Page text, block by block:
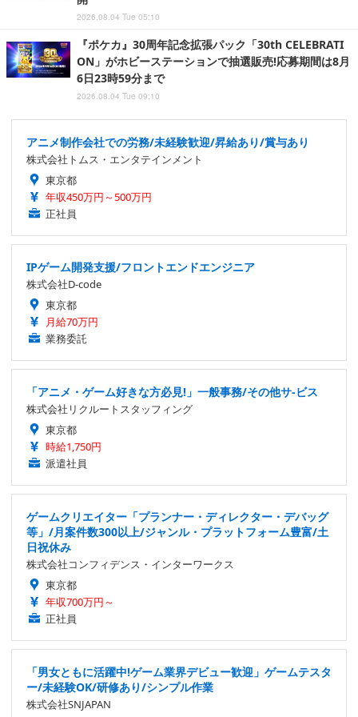
2026.08.04 Tue 05:10
『ポケカ』30周年記念拡張パック「30th CELEBRATI
ON」がホビーステーションで抽選販売!応募期間は8月
6日23時59分まで
2026.08.04 Tue 09:10
アニメ制作会社での労務/未経験歓迎/昇給あり/賞与あり
株式会社トムス・エンタテインメント
東京都
年収450万円～500万円
正社員
IPゲーム開発支援/フロントエンドエンジニア
株式会社D-code
東京都
月給70万円
業務委託
「アニメ・ゲーム好きな方必見!」一般事務/その他サ-ビス
株式会社リクルートスタッフィング
東京都
時給1,750円
派遣社員
ゲームクリエイター「プランナー・ディレクター・デバッグ
等」/月案件数300以上/ジャンル・プラットフォーム豊富/土
日祝休み
株式会社コンフィデンス・インターワークス
東京都
年収700万円～
正社員
「男女ともに活躍中!ゲーム業界デビュー歓迎」ゲームテスタ
ー/未経験OK/研修あり/シンプル作業
株式会社SNJAPAN